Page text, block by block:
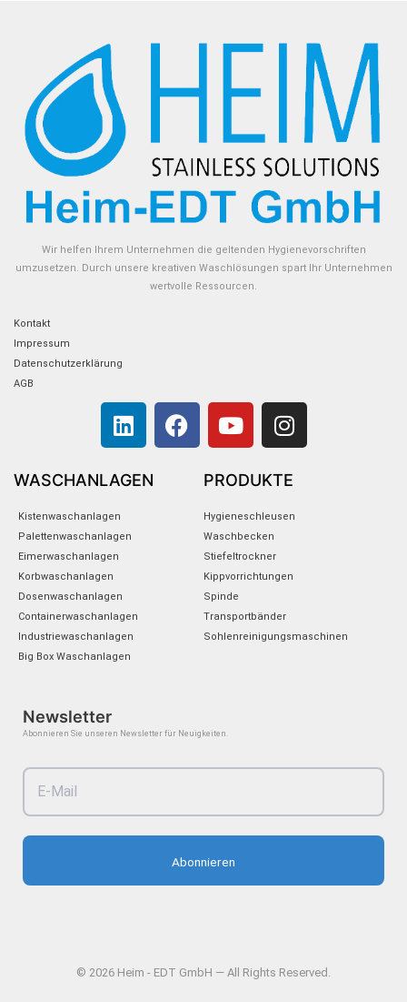
Wir helfen Ihrem Unternehmen die geltenden Hygienevorschriften
umzusetzen. Durch unsere kreativen Waschlösungen spart Ihr Unternehmen
wertvolle Ressourcen.
Kontakt
Impressum
Datenschutzerklärung
AGB
L
i
k
F
a
Y
o
t
b
e
I
n
t
g
a
WASCHANLAGEN
Kistenwaschanlagen
Palettenwaschanlagen
Eimerwaschanlagen
Korbwaschanlagen
Dosenwaschanlagen
Containerwaschanlagen
Industriewaschanlagen
Big Box Waschanlagen
PRODUKTE
Hygieneschleusen
Waschbecken
Stiefeltrockner
Kippvorrichtungen
Spinde
Transportbänder
Sohlenreinigungsmaschinen
Newsletter
Abonnieren Sie unseren Newsletter für Neuigkeiten.
Abonnieren
© 2026 Heim - EDT GmbH — All Rights Reserved.